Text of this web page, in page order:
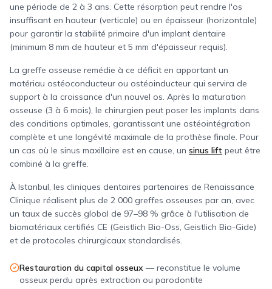
une période de 2 à 3 ans. Cette résorption peut rendre l'os
insuffisant en hauteur (verticale) ou en épaisseur (horizontale)
pour garantir la stabilité primaire d'un implant dentaire
(minimum 8 mm de hauteur et 5 mm d'épaisseur requis).
La greffe osseuse remédie à ce déficit en apportant un
matériau ostéoconducteur ou ostéoinducteur qui servira de
support à la croissance d'un nouvel os. Après la maturation
osseuse (3 à 6 mois), le chirurgien peut poser les implants dans
des conditions optimales, garantissant une ostéointégration
complète et une longévité maximale de la prothèse finale. Pour
un cas où le sinus maxillaire est en cause, un sinus lift peut être
combiné à la greffe.
À Istanbul, les cliniques dentaires partenaires de Renaissance
Clinique réalisent plus de 2 000 greffes osseuses par an, avec
un taux de succès global de 97–98 % grâce à l'utilisation de
biomatériaux certifiés CE (Geistlich Bio-Oss, Geistlich Bio-Gide)
et de protocoles chirurgicaux standardisés.
Restauration du capital osseux — reconstitue le volume
osseux perdu après extraction ou parodontite